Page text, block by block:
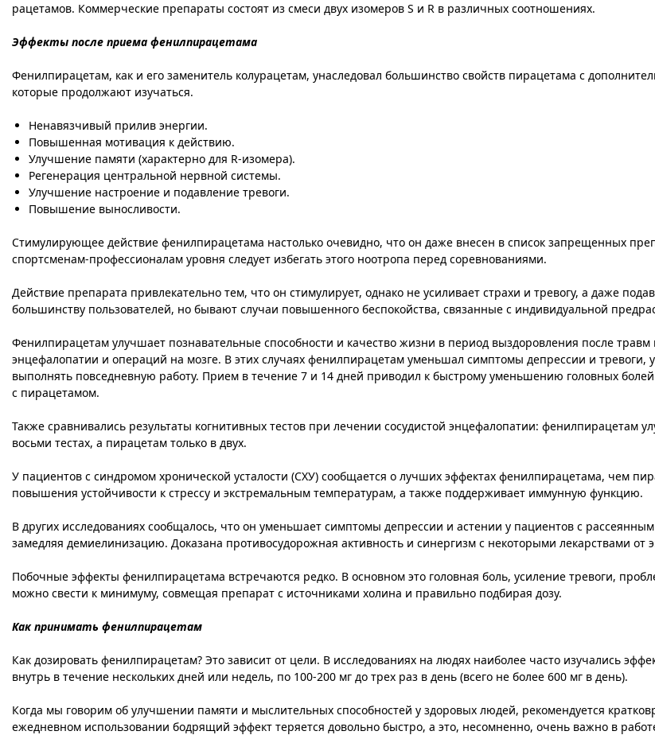
рацетамов. Коммерческие препараты состоят из смеси двух изомеров S и R в различных соотношениях.
Эффекты после приема фенилпирацетама
Фенилпирацетам, как и его заменитель колурацетам, унаследовал большинство свойств пирацетама с
которые продолжают изучаться.
Ненавязчивый прилив энергии.
Повышенная мотивация к действию.
Улучшение памяти (характерно для R-изомера).
Регенерация центральной нервной системы.
Улучшение настроение и подавление тревоги.
Повышение выносливости.
Стимулирующее действие фенилпирацетама настолько очевидно, что он даже внесен в список запрещенных
спортсменам-профессионалам уровня следует избегать этого ноотропа перед соревнованиями.
Действие препарата привлекательно тем, что он стимулирует, однако не усиливает страхи и тревогу, а даже
большинству пользователей, но бывают случаи повышенного беспокойства, связанные с индивидуальной
Фенилпирацетам улучшает познавательные способности и качество жизни в период выздоровления после травм
энцефалопатии и операций на мозге. В этих случаях фенилпирацетам уменьшал симптомы депрессии и тревоги,
выполнять повседневную работу. Прием в течение 7 и 14 дней приводил к быстрому уменьшению головных
с пирацетамом.
Также сравнивались результаты когнитивных тестов при лечении сосудистой энцефалопатии: фенилпирацетам
восьми тестах, а пирацетам только в двух.
У пациентов с синдромом хронической усталости (СХУ) сообщается о лучших эффектах фенилпирацетама, чем
повышения устойчивости к стрессу и экстремальным температурам, а также поддерживает иммунную функцию.
В других исследованиях сообщалось, что он уменьшает симптомы депрессии и астении у пациентов с
замедляя демиелинизацию. Доказана противосудорожная активность и синергизм с некоторыми лекарствами от
Побочные эффекты фенилпирацетама встречаются редко. В основном это головная боль, усиление тревоги,
можно свести к минимуму, совмещая препарат с источниками холина и правильно подбирая дозу.
Как принимать фенилпирацетам
Как дозировать фенилпирацетам? Это зависит от цели. В исследованиях на людях наиболее часто изучались
внутрь в течение нескольких дней или недель, по 100-200 мг до трех раз в день (всего не более 600 мг в день).
Когда мы говорим об улучшении памяти и мыслительных способностей у здоровых людей, рекомендуется
ежедневном использовании бодрящий эффект теряется довольно быстро, а это, несомненно, очень важно в